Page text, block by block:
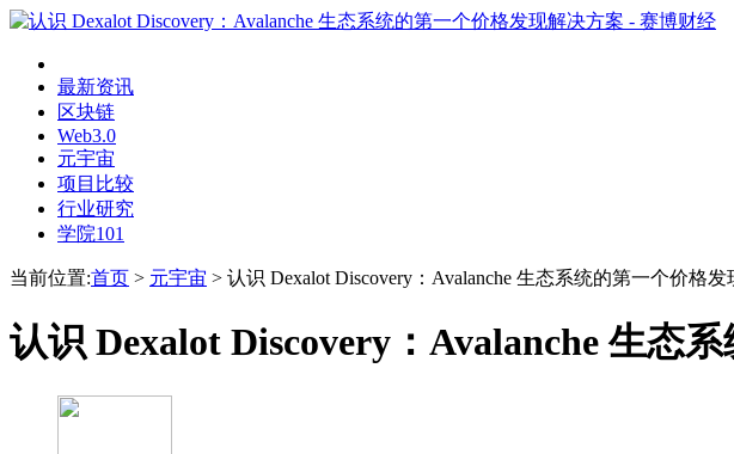
最新资讯
区块链
Web3.0
元宇宙
项目比较
行业研究
学院101
当前位置:首页 > 元宇宙 > 认识 Dexalot Discovery：Avalanche 生态系统的第一个价格
认识 Dexalot Discovery：Avalanche 生态